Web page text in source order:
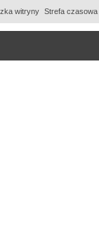
Strefa czasowa
witryny